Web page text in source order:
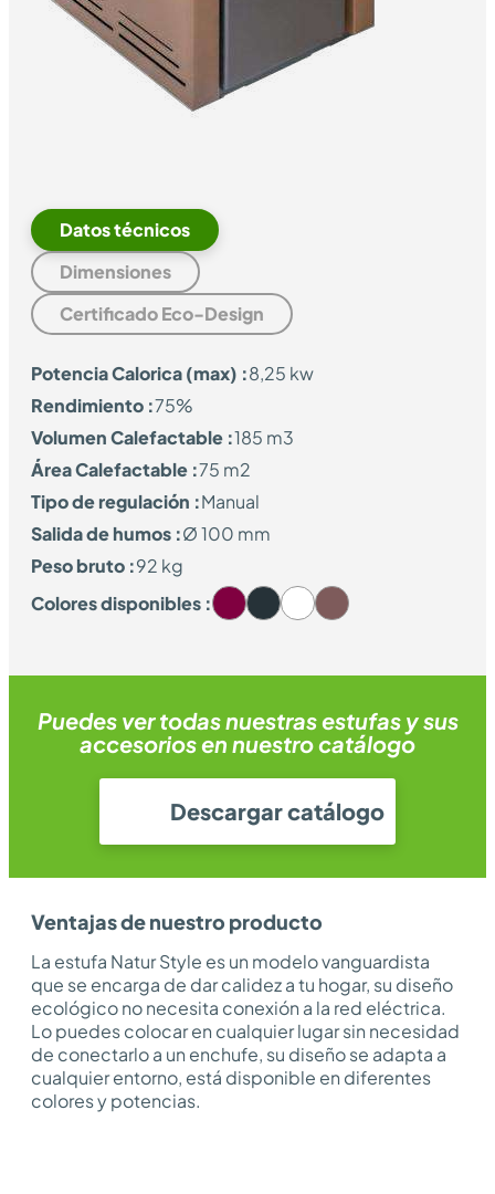
Datos técnicos
Dimensiones
Certificado Eco-Design
Potencia Calorica (max) :8,25 kw
Rendimiento :75%
Volumen Calefactable :185 m3
Área Calefactable :75 m2
Tipo de regulación :Manual
Salida de humos :Ø 100 mm
Peso bruto :92 kg
Colores disponibles :
Puedes ver todas nuestras estufas y sus
accesorios en nuestro catálogo
Descargar catálogo
Ventajas de nuestro producto
La estufa Natur Style es un modelo vanguardista
que se encarga de dar calidez a tu hogar, su diseño
ecológico no necesita conexión a la red eléctrica.
Lo puedes colocar en cualquier lugar sin necesidad
de conectarlo a un enchufe, su diseño se adapta a
cualquier entorno, está disponible en diferentes
colores y potencias.